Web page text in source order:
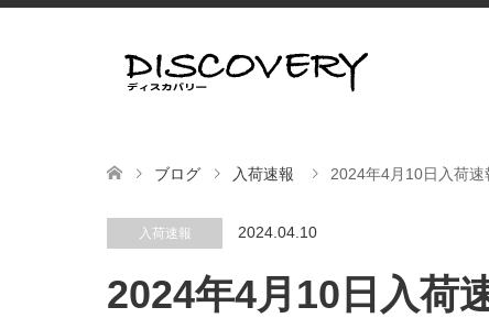
ブログ 入荷速報 2024年4月10日入荷速
入荷速報 2024.04.10
2024年4月10日入荷